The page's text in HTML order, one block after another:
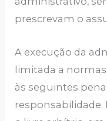
prescrevam o
A execução da
limitada a
às seguintes
responsabilidade.